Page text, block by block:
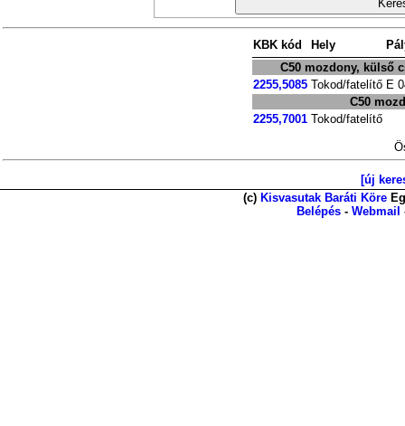
KBK kód Hely
C50 mozdony, külső
2255,5085 Tokod/fatelítő E
C50
2255,7001 Tokod/fatelítő
[új
(c) Kisvasutak Baráti Köre
Belépés - Webmail